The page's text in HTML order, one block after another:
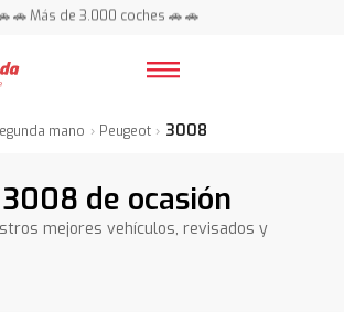
📍 Centros en toda España ⭐
📍 Centros en toda España ⭐
mano Peugeot 3008
de ocasión
mejores vehículos, revisados y